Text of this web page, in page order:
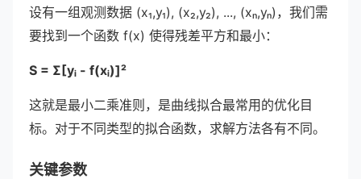
设有一组观测数据 (x₁,y₁), (x₂,y₂), ..., (xₙ,yₙ)，我们需
要找到一个函数 f(x) 使得残差平方和最小：
S = Σ[yᵢ - f(xᵢ)]²
这就是最小二乘准则，是曲线拟合最常用的优化目
标。对于不同类型的拟合函数，求解方法各有不同。
关键参数